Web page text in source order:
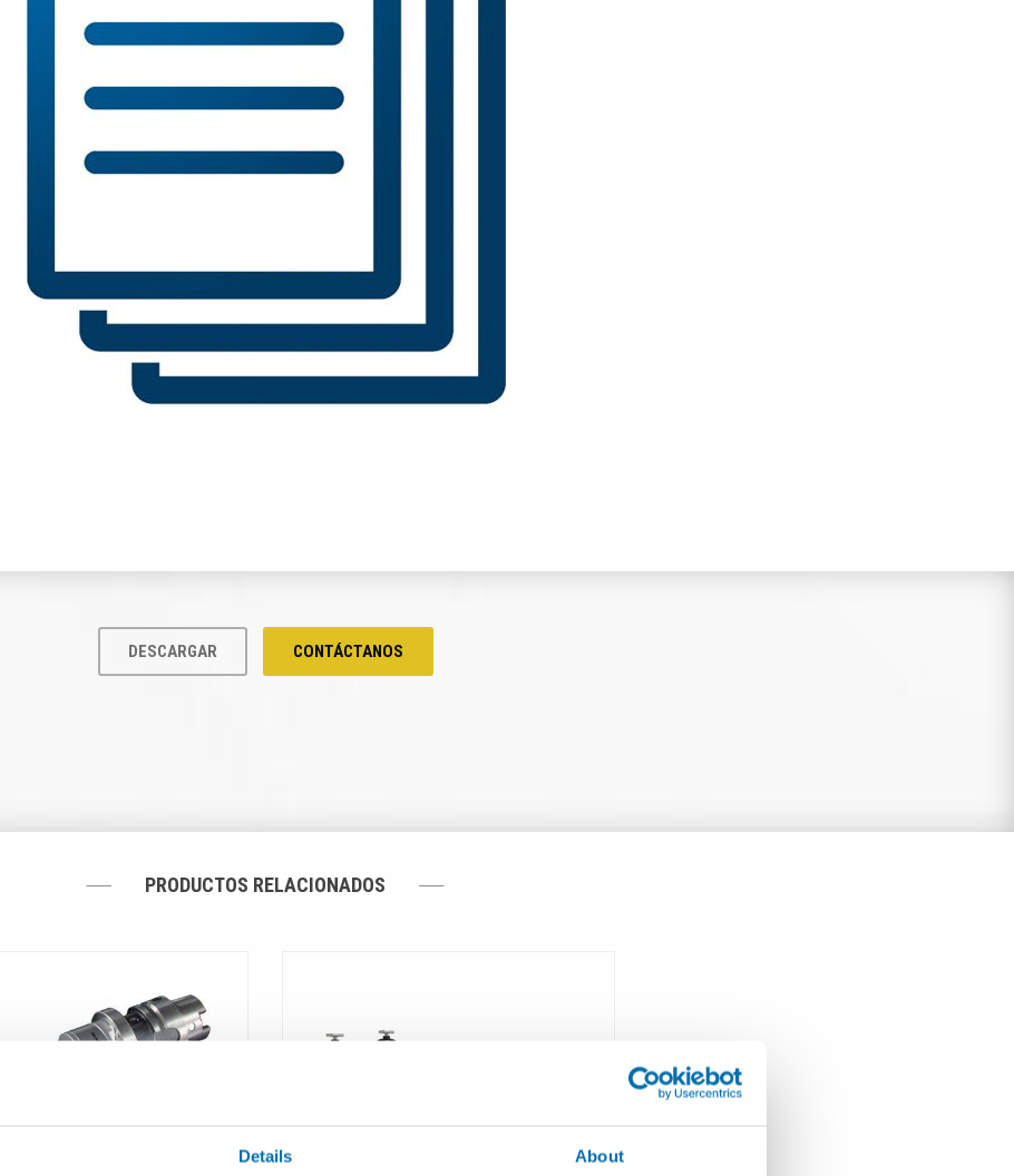
Details About
DESCARGAR CONTÁCTANOS
PRODUCTOS RELACIONADOS